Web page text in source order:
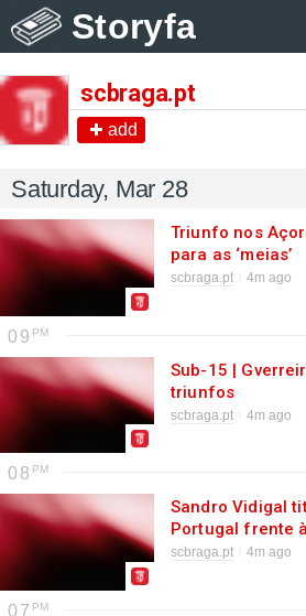
Storyfa
scbraga.pt
add
Saturday, Mar 28
Triunfo nos
para as ‘meias’
scbraga.pt 4m ago
09
Sub-15 |
triunfos
scbraga.pt 4m ago
08
Sandro Vidigal
Portugal frente
scbraga.pt 4m ago
07
Pull down to